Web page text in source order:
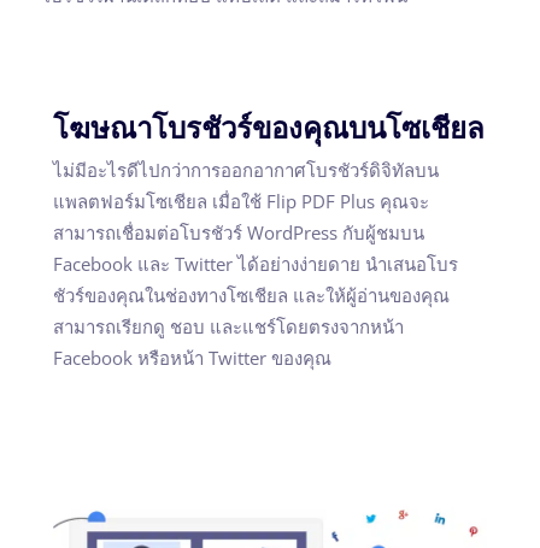
โฆษณาโบรชัวร์ของคุณบนโซเชียล
ไม่มีอะไรดีไปกว่าการออกอากาศโบรชัวร์ดิจิทัลบน
แพลตฟอร์มโซเชียล เมื่อใช้ Flip PDF Plus คุณจะ
สามารถเชื่อมต่อโบรชัวร์ WordPress กับผู้ชมบน
Facebook และ Twitter ได้อย่างง่ายดาย นำเสนอโบร
ชัวร์ของคุณในช่องทางโซเชียล และให้ผู้อ่านของคุณ
สามารถเรียกดู ชอบ และแชร์โดยตรงจากหน้า
Facebook หรือหน้า Twitter ของคุณ